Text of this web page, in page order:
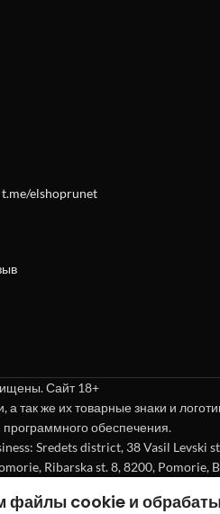
t.me/elshoprunet
Сайт 18+
а так же их товарные знаки и
обеспечения.
Sredets district, 38 Vasil Levski
Ribarska st. 8, 8200, Pomorie,
файлы cookie и